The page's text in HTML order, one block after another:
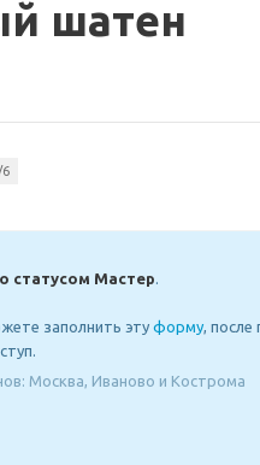
шатен
6
статусом Мастер.
заполнить этуформу, после
Москва, Иваново и Кострома